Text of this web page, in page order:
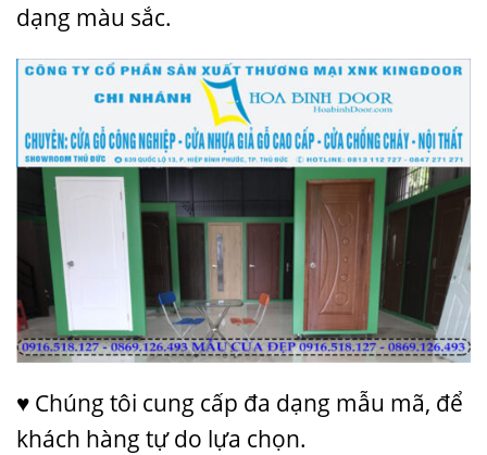
dạng màu sắc.
♥ Chúng tôi cung cấp đa dạng mẫu mã, để
khách hàng tự do lựa chọn.